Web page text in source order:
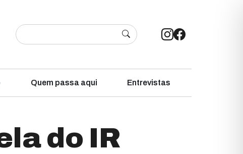
Quem passa aqui Entrevistas
do IR